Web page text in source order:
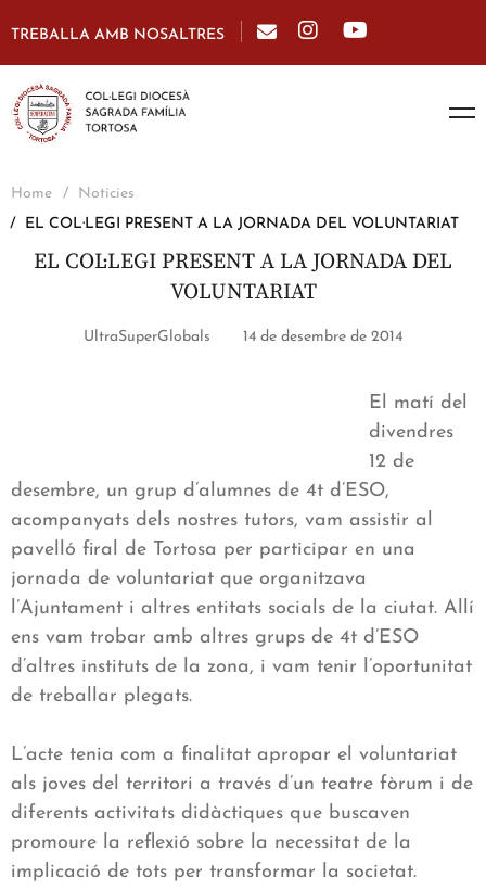
TREBALLA AMB NOSALTRES
Home
Notícies
EL COL·LEGI PRESENT A LA JORNADA DEL VOLUNTARIAT
EL COL·LEGI PRESENT A LA JORNADA DEL
VOLUNTARIAT
UltraSuperGlobals 14 de desembre de 2014
El matí del
divendres
12 de
desembre, un grup d’alumnes de 4t d’ESO,
acompanyats dels nostres tutors, vam assistir al
pavelló firal de Tortosa per participar en una
jornada de voluntariat que organitzava
l’Ajuntament i altres entitats socials de la ciutat. Allí
ens vam trobar amb altres grups de 4t d’ESO
d’altres instituts de la zona, i vam tenir l’oportunitat
de treballar plegats.
L’acte tenia com a finalitat apropar el voluntariat
als joves del territori a través d’un teatre fòrum i de
diferents activitats didàctiques que buscaven
promoure la reflexió sobre la necessitat de la
implicació de tots per transformar la societat.